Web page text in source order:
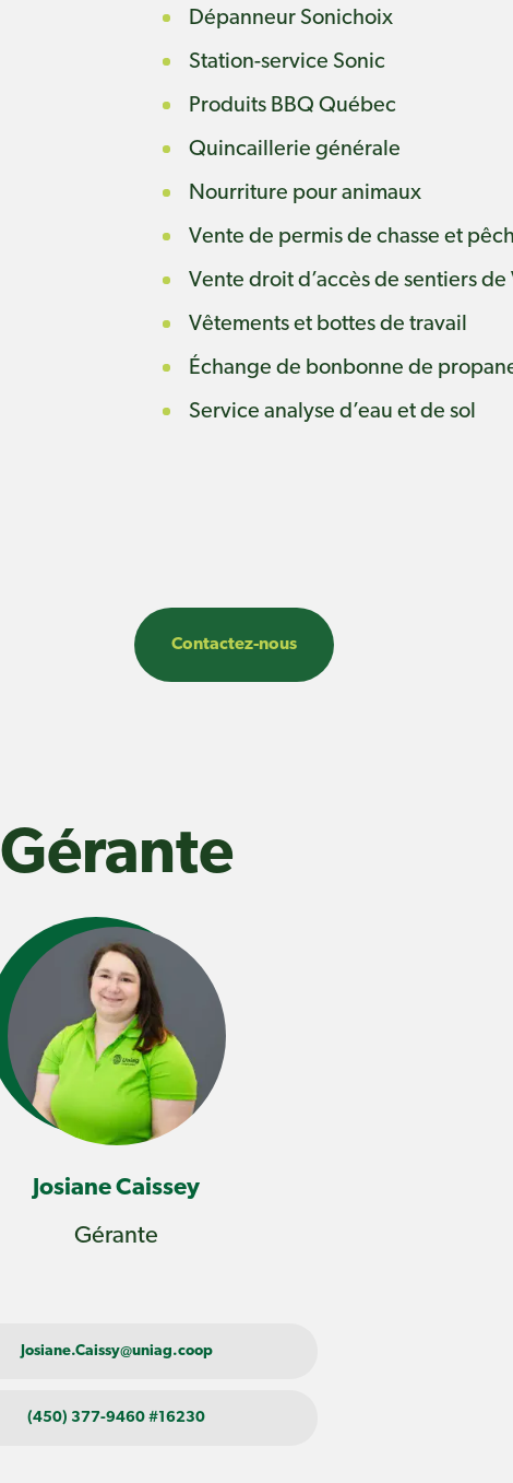
Dépanneur Sonichoix
Station-service Sonic
Produits BBQ Québec
Quincaillerie générale
Nourriture pour animaux
Vente de permis de chasse et
Vente droit d’accès de sentiers de
Vêtements et bottes de travail
Échange de bonbonne de
Service analyse d’eau et de sol
Contactez-nous
Gérante
Josiane Caissey
Gérante
Josiane.Caissy@uniag.coop
(450) 377-9460 #16230